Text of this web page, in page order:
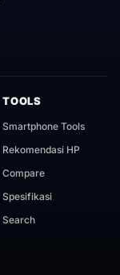
TOOLS
Smartphone Tools
Rekomendasi HP
Compare
Spesifikasi
Search